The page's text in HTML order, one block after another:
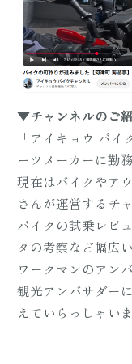
▼チャンネルのご
「アイキョウ バ
ーツメーカーに勤
現在はバイクやア
さんが運営するチ
バイクの試乗レビ
タの考察など幅広
ワークマンのアン
観光アンバサダー
えていらっしゃいま